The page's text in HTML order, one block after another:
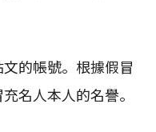
的帳號。根據假冒
名人本人的名譽。